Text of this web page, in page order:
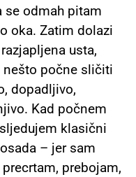
se odmah pitam
oka. Zatim dolazi
usta,
počne sličiti
dopadljivo,
Kad počnem
klasični
– jer sam
prebojam,